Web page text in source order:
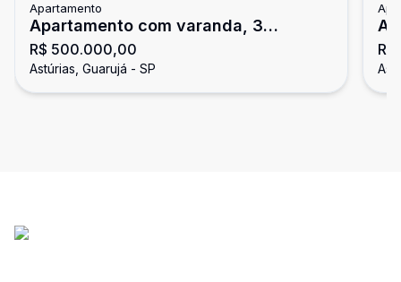
Apartamento
Apartamento com varanda, 3
dormitórios, Astúrias, Guarujá
R$ 500.000,00
Astúrias, Guarujá - SP